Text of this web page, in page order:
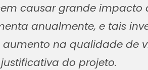
causar grande impacto
anualmente, e tais
na qualidade de
do projeto.